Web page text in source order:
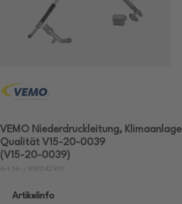
VEMO Niederdruckleitung,
Qualität V15-20-0039
(V15-20-0039)
Art.Nr.: WW042901
Artikelinfo